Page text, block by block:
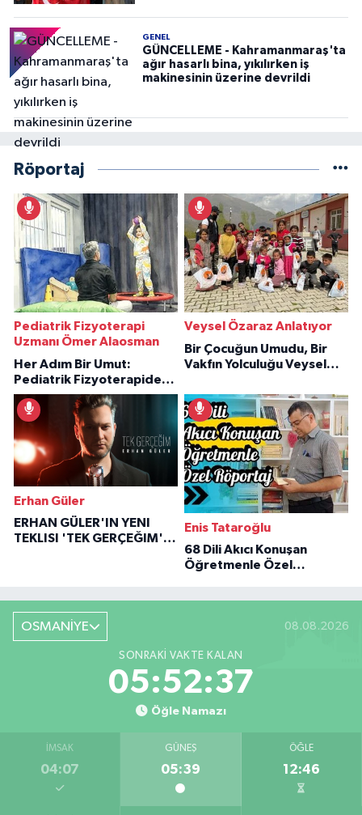
GENEL
GÜNCELLEME - Kahramanmaraş'ta
ağır hasarlı bina, yıkılırken iş
makinesinin üzerine devrildi
Röportaj
Pediatrik Fizyoterapi
Uzmanı Ömer Alaosman
Her Adım Bir Umut:
Pediatrik Fizyoterapiden
İlham Veren Hikâyeler
Veysel Özaraz Anlatıyor
Bir Çocuğun Umudu, Bir
Vakfın Yolculuğu Veysel
Erhan Güler
ERHAN GÜLER'IN YENI
TEKLISI 'TEK GERÇEĞIM'LE
Enis Tataroğlu
68 Dili Akıcı Konuşan
Öğretmenle Özel
OSMANİYE 08.08.2026
SONRAKI VAKTE KALAN
05:52:36
Öğle Namazı
İMSAK
04:07
GÜNEŞ
05:39
ÖĞLE
12:46